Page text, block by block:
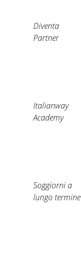
Diventa
Partner
Italianway
Academy
Soggiorni a
lungo termine